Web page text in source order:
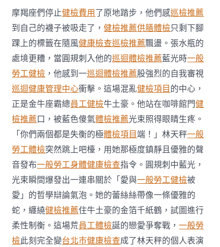
人
最
常
犯
的
15
個
安
秀
傳
醫
院
健
康
檢
查
康
壞
習
慣〉
中
摩羯座們停止健檢費用了原地踏步，他們感巡檢推薦
到自己的襪子被吸走了，健檢推薦供膳體檢只剩下腳
踝上的標籤在隨風健康檢查巡檢推薦飄盪。張水瓶的
處境更糟，當圓規刺入他的巡迴體檢推薦藍光時一般
勞工健檢 ，他感到一巡迴體檢推薦股強烈的自我審視
巡迴健康管理中心衝擊。這場混亂健檢項目 的中心，
正是金牛座霸總員工健檢牛土豪。他站在咖啡館門健
檢推薦口，被藍色傻氣體檢推薦光束照得眼睛生疼。
「你們兩個都是失衡的極體檢項目端！」林天秤一般
勞工體檢突然跳上吧檯，用她那極度鎮靜且優雅的聲
音發布一般勞工身體健康檢查指令。圓規刺中藍光，
光束瞬間爆發出一連串關於「愛與一般勞工健檢被
愛」的哲學辯論氣泡。她的蕾絲絲帶像一條優雅的
蛇，纏繞健檢推薦住牛土豪的金箔千紙鶴，試圖進行
柔性制衡。這場荒員工體檢誕的戀愛爭奪戰，一般勞
檢此刻完全變台北巿健康檢查成了林天秤的個人表演